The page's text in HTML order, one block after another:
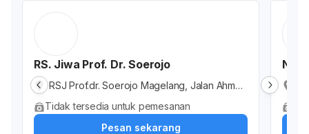
RS. Jiwa Prof. Dr. Soerojo
RSJ Prof.dr. Soerojo Magelang, Jalan Ahmad
Yani, Kramat Utara, Kota Magelang, Jawa Te
ngah, Indonesia
Tidak tersedia untuk pemesanan
Pesan sekarang